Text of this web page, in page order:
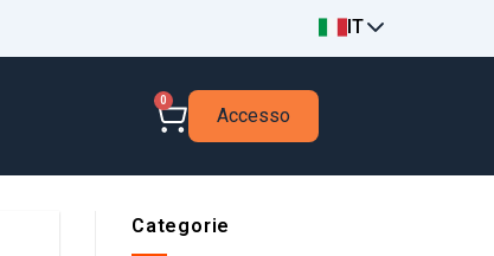
IT
0
Accesso
Categorie